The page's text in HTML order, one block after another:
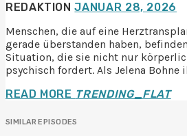
REDAKTION JANUAR 28, 2026
Menschen, die auf eine
gerade überstanden haben,
Situation, die sie nicht nur
psychisch fordert. Als Jelena Bohne
READ MORE TRENDING_FLAT
SIMILAR EPISODES